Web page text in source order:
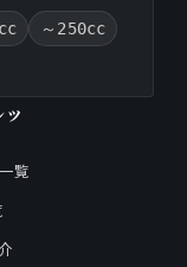
～250cc
ツ
覧